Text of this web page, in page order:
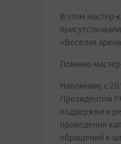
В этом мастер-
«Веселая
Помимо
Напомним, с
Президентом
поддержки и
проведения
обращений к